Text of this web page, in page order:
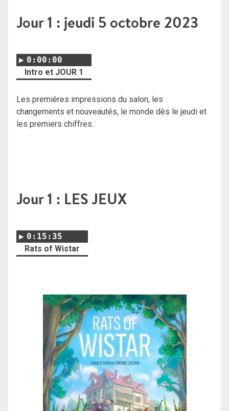
Jour 1 : jeudi 5 octobre 2023
0:00:00
Intro et JOUR 1
Les premières impressions du salon, les
changements et nouveautés, le monde dès le jeudi et
les premiers chiffres.
Jour 1 : LES JEUX
0:15:35
Rats of Wistar